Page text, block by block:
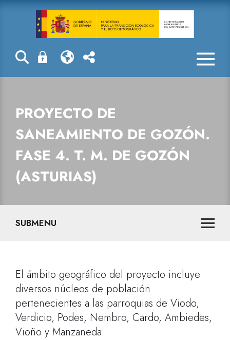
Proyecto de
PROYECTO DE
SANEAMIENTO DE GOZÓN.
FASE 4. T. M. DE GOZÓN
(ASTURIAS)
SUBMENU
El ámbito geográfico del proyecto incluye
diversos núcleos de población
pertenecientes a las parroquias de Viodo,
Verdicio, Podes, Nembro, Cardo, Ambiedes,
Vioño y Manzaneda.